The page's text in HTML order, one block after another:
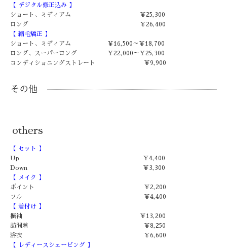
【 デジタル修正込み 】
ショート、ミディアム ￥25,300
ロング ￥26,400
【 縮毛矯正 】
ショート、ミディアム ￥16,500～￥18,700
ロング、スーパーロング ￥22,000～￥25,300
コンディショニングストレート ￥9,900
その他
others
【 セット 】
Up ￥4,400
Down ￥3,300
【 メイク 】
ポイント ￥2,200
フル ￥4,400
【 着付け 】
振袖 ￥13,200
訪問着 ￥8,250
浴衣 ￥6,600
【 レディースシェービング 】